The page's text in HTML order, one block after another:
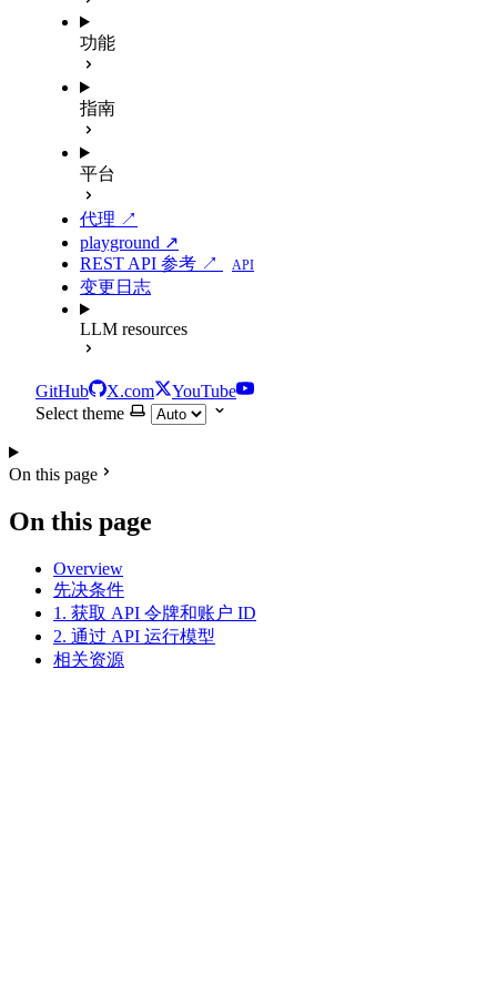
功能
指南
平台
代理 ↗
playground ↗
REST API 参考 ↗
API
变更日志
LLM resources
GitHub X.com
YouTube
Select theme
On this page
On this page
Overview
先决条件
1. 获取 API 令牌和账户 ID
2. 通过 API 运行模型
相关资源